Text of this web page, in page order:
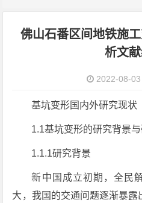
佛山石番区间地铁施
析文
2022-08-03
基坑变形国内外研究现状
1.1基坑变形的研究背景
1.1.1研究背景
新中国成立初期，全民
大，我国的交通问题逐渐暴露